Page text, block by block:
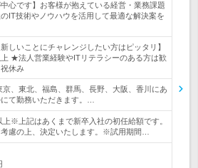
中心です】お客様が抱えている経営・業務課題
IT技術やノウハウを活用して最適な解決案を
新しいことにチャレンジしたい方はピッタリ】
★法人営業経験やITリテラシーのある方は歓
休み
京、東北、福島、群馬、長野、大阪、香川にあ
て勤務いただきます。…
上※上記はあくまで新卒入社の初任給額です。
慮の上、決定いたします。※試用期間…